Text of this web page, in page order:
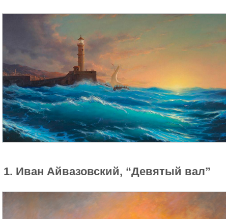
1. Иван Айвазовский, “Девятый вал”